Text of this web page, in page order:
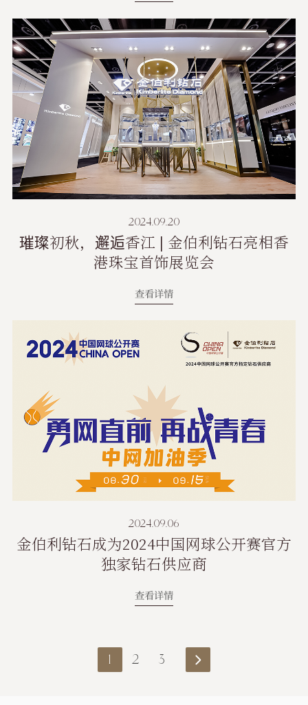
2024.09.20
璀璨初秋，邂逅香江 | 金伯利钻石亮相香
港珠宝首饰展览会
查看详情
2024.09.06
金伯利钻石成为2024中国网球公开赛官方
独家钻石供应商
查看详情
1 2 3